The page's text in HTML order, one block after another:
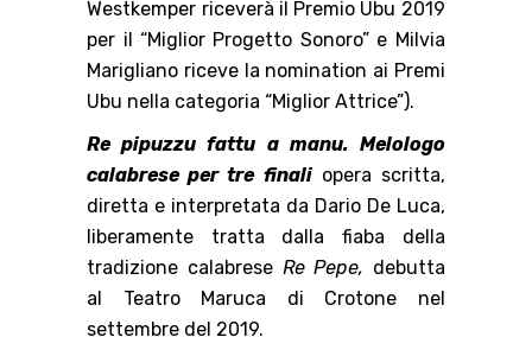
Westkemper riceverà il Premio Ubu 2019
per il “Miglior Progetto Sonoro” e Milvia
Marigliano riceve la nomination ai Premi
Ubu nella categoria “Miglior Attrice”).
Re pipuzzu fattu a manu. Melologo
calabrese per tre finaliopera scritta,
diretta e interpretata da Dario De Luca,
liberamente tratta dalla fiaba della
tradizione calabrese Re Pepe, debutta
al Teatro Maruca di Crotone nel
settembre del 2019.